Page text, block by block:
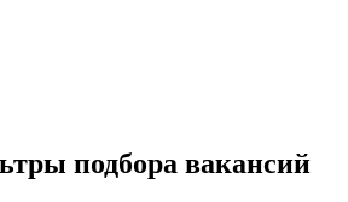
подбора вакансий